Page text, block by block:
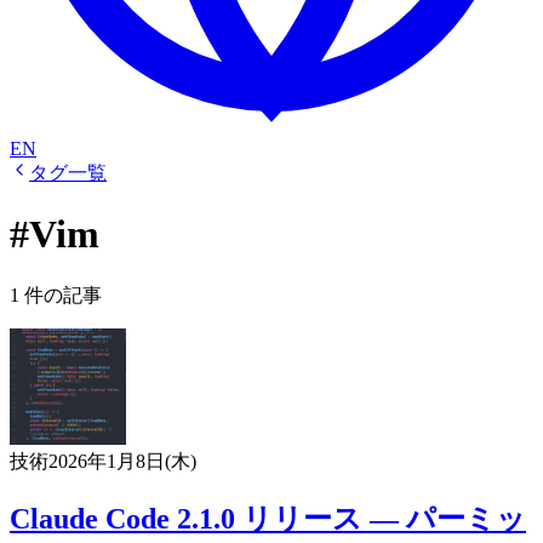
EN
タグ一覧
#Vim
1 件の記事
技術2026年1月8日(木)
Claude Code 2.1.0 リリース — パーミッ